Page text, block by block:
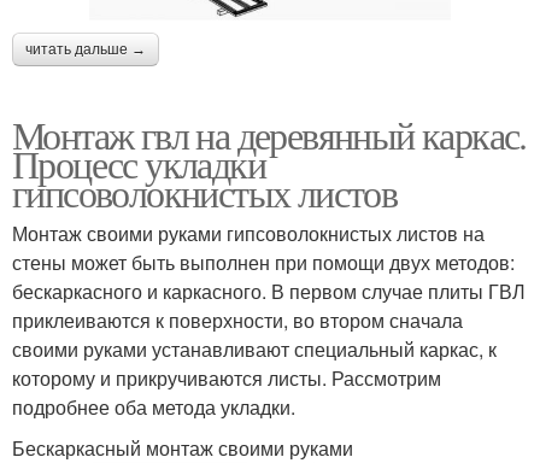
читать дальше →
Монтаж гвл на деревянный каркас.
Процесс укладки
гипсоволокнистых листов
Монтаж своими руками гипсоволокнистых листов на
стены может быть выполнен при помощи двух методов:
бескаркасного и каркасного. В первом случае плиты ГВЛ
приклеиваются к поверхности, во втором сначала
своими руками устанавливают специальный каркас, к
которому и прикручиваются листы. Рассмотрим
подробнее оба метода укладки.
Бескаркасный монтаж своими руками